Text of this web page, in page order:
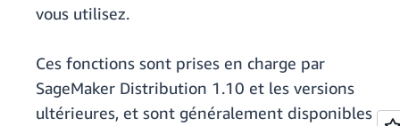
vous utilisez.
Ces fonctions sont prises en charge par
SageMaker Distribution 1.10 et les versions
ultérieures, et sont généralement disponibles